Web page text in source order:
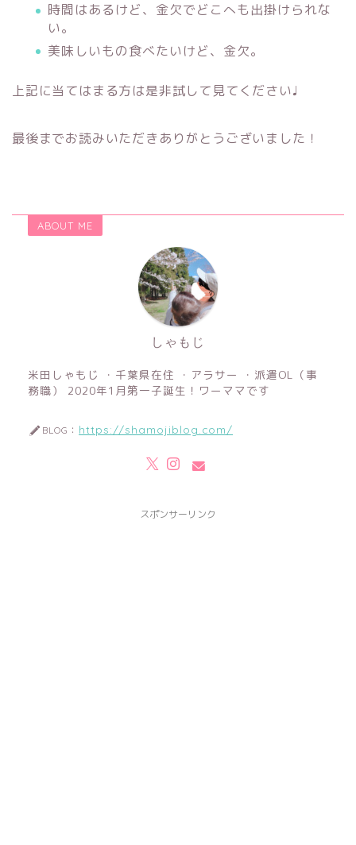
時間はあるけど、金欠でどこへも出掛けられな
い。
美味しいもの食べたいけど、金欠。
上記に当てはまる方は是非試して見てください♩
最後までお読みいただきありがとうございました！
ABOUT ME
しゃもじ
米田しゃもじ ・千葉県在住 ・アラサー ・派遣OL（事
務職） 2020年1月第一子誕生！ワーママです
BLOG： https://shamojiblog.com/
スポンサーリンク